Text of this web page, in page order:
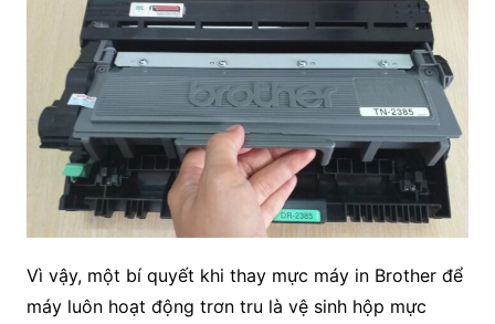
Vì vậy, một bí quyết khi thay mực máy in Brother để
máy luôn hoạt động trơn tru là vệ sinh hộp mực